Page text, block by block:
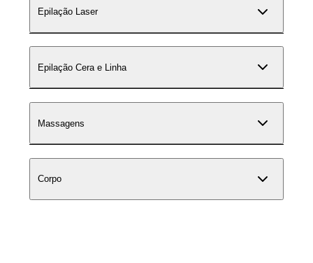
Epilação Laser
Epilação Cera e Linha
Massagens
Corpo